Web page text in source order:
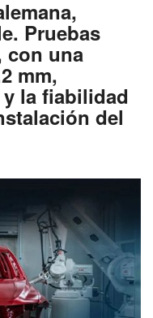
Pruebas
con una
mm,
la fiabilidad
del